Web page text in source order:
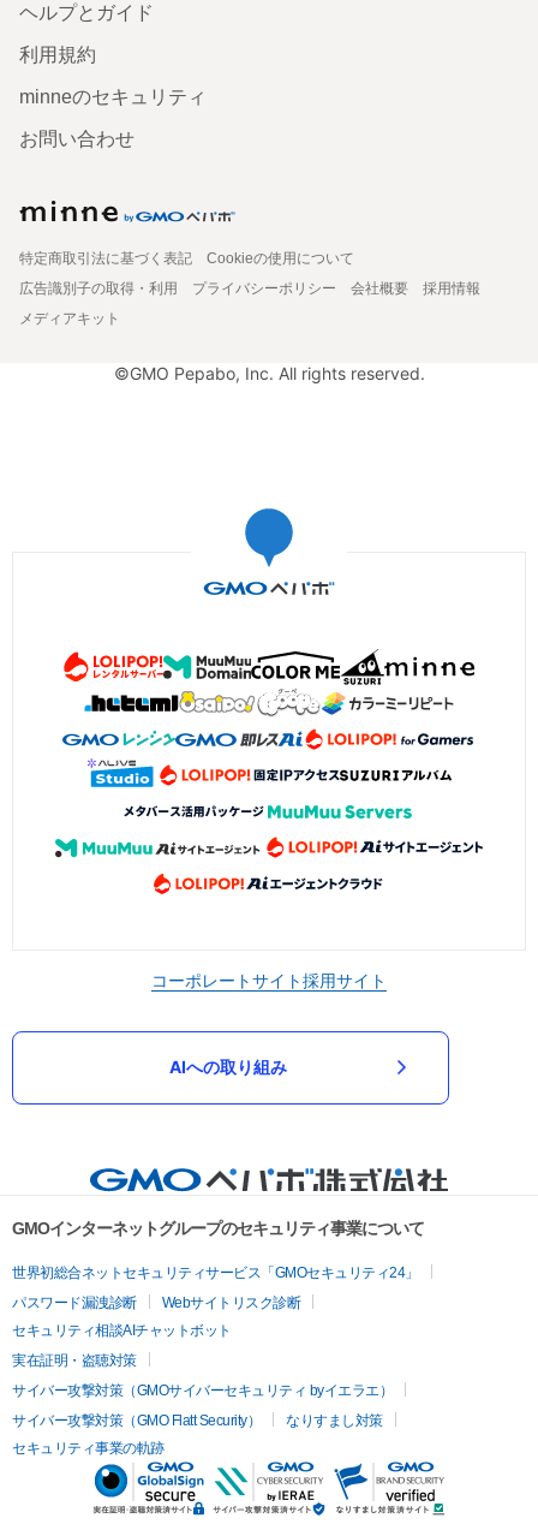
ヘルプとガイド
利用規約
minneのセキュリティ
お問い合わせ
特定商取引法に基づく表記
Cookieの使用について
広告識別子の取得・利用
プライバシーポリシー 会社概要
採用情報
メディアキット
©GMO Pepabo, Inc. All rights reserved.
コーポレートサイト採用サイト
AIへの取り組み
GMOインターネットグループのセキュリティ事業について
世界初総合ネットセキュリティサービス「GMOセキュリティ24」
パスワード漏洩診断
Webサイトリスク診断
セキュリティ相談AIチャットボット
実在証明・盗聴対策
サイバー攻撃対策（GMOサイバーセキュリティ byイエラエ）
サイバー攻撃対策（GMO Flatt Security）
なりすまし対策
セキュリティ事業の軌跡